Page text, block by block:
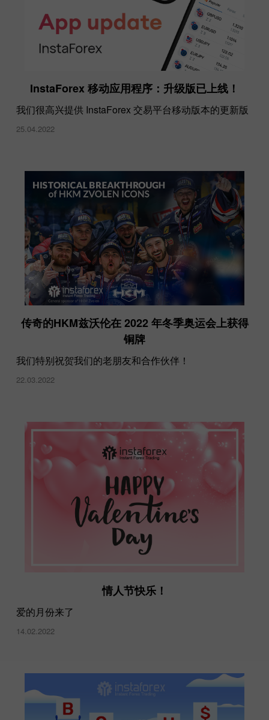
InstaForex 移动应用程序：升级版已上线！
我们很高兴提供 InstaForex 交易平台移动版本的更新版
25.04.2022
传奇的HKM兹沃伦在 2022 年冬季奥运会上获得
铜牌
我们特别祝贺我们的老朋友和合作伙伴！
22.03.2022
情人节快乐！
爱的月份来了
14.02.2022